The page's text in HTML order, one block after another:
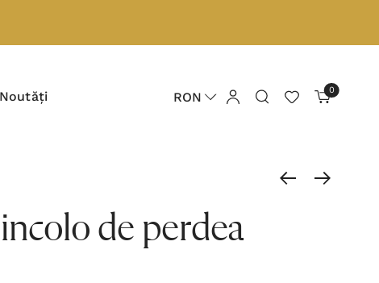
Noutăți RON 0
de perdea